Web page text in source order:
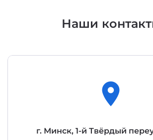
Наши
location_on
г. Минск, 1-й Твёрдый